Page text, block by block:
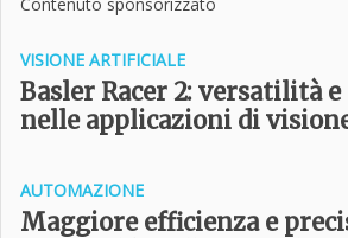
VISIONE ARTIFICIALE
Basler Racer 2: versatilità
nelle applicazioni di
AUTOMAZIONE
Maggiore efficienza e